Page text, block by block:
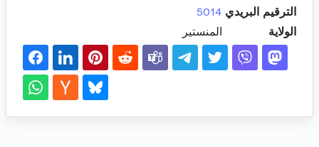
الترقيم البريدي 5014
الولاية
المنستير